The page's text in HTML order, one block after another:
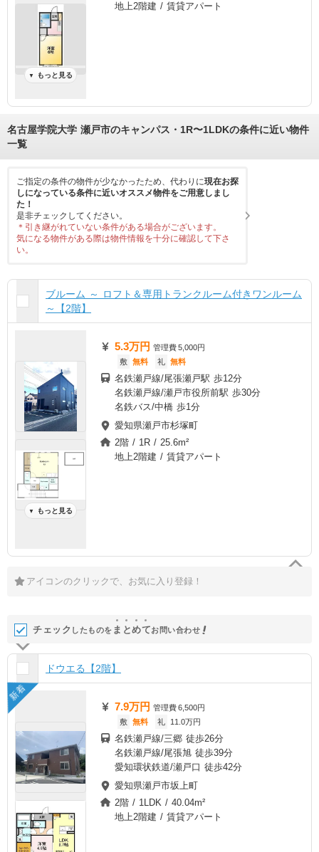
▼ もっと見る
地上2階建 / 賃貸アパート
名古屋学院大学 瀬戸市のキャンパス・1R〜1LDKの条件に近い物件
一覧
ご指定の条件の物件が少なかったため、代わりに現在お探
しになっている条件に近いオススメ物件をご用意しまし
た！
是非チェックしてください。
＊引き継がれていない条件がある場合がございます。
気になる物件がある際は物件情報を十分に確認して下さ
い。
ブルーム ～ ロフト＆専用トランクルーム付きワンルーム
～【2階】
▼ もっと見る
5.3万円 管理費5,000円
敷 無料 礼 無料
名鉄瀬戸線/尾張瀬戸駅 歩12分
名鉄瀬戸線/瀬戸市役所前駅 歩30分
名鉄バス/中橋 歩1分
愛知県瀬戸市杉塚町
2階 / 1R / 25.6m²
地上2階建 / 賃貸アパート
アイコンのクリックで、お気に入り登録！
チェック したものを ま とめてお問い合わせ
ドウエる【2階】
新着
7.9万円 管理費6,500円
敷 無料 礼 11.0万円
名鉄瀬戸線/三郷 徒歩26分
名鉄瀬戸線/尾張旭 徒歩39分
愛知環状鉄道/瀬戸口 徒歩42分
愛知県瀬戸市坂上町
2階 / 1LDK / 40.04m²
地上2階建 / 賃貸アパート